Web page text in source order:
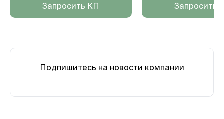
Запросить КП Запросить
Подпишитесь на новости компании